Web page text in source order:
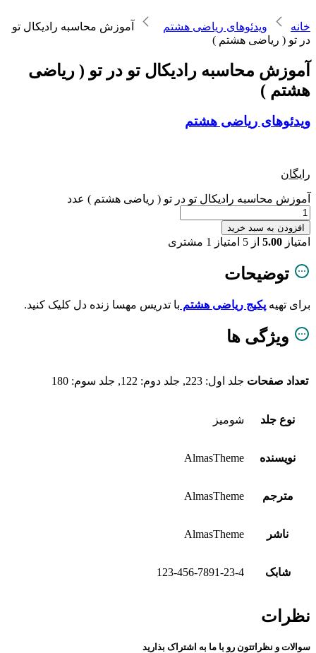
خانه ویدئوهای ریاضی هشتم
آموزش محاسبه رادیکال تو
در تو ( ریاضی هشتم )
آموزش محاسبه رادیکال تو در تو ( ریاضی
هشتم )
ویدئوهای ریاضی هشتم
رایگان
آموزش محاسبه رادیکال تو در تو ( ریاضی هشتم ) عدد
افزودن به سبد خرید
امتیاز 5.00 از 5 امتیاز 1 مشتری
توضیحات
برای تهیه پکیج ریاضی هشتم با تدریس مهسا زنده دل کلیک کنید.
ویژگی ها
تعداد صفحات جلد اول: 223, جلد دوم: 122, جلد سوم: 180
نوع جلد شومیز
نویسنده AlmasTheme
مترجم AlmasTheme
ناشر AlmasTheme
شابک 123-456-7891-23-4
نظرات
سوالات و نظراتتون رو با ما به اشتراک بذارید